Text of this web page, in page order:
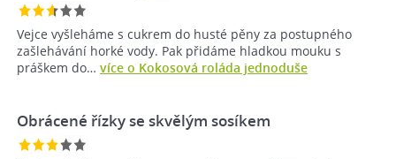
Vejce vyšleháme s cukrem do husté pěny za postupného
zašlehávání horké vody. Pak přidáme hladkou mouku s
práškem do… více o Kokosová roláda jednoduše
Obrácené řízky se skvělým sosíkem